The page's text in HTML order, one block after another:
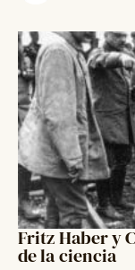
Fritz Haber y
de la ciencia